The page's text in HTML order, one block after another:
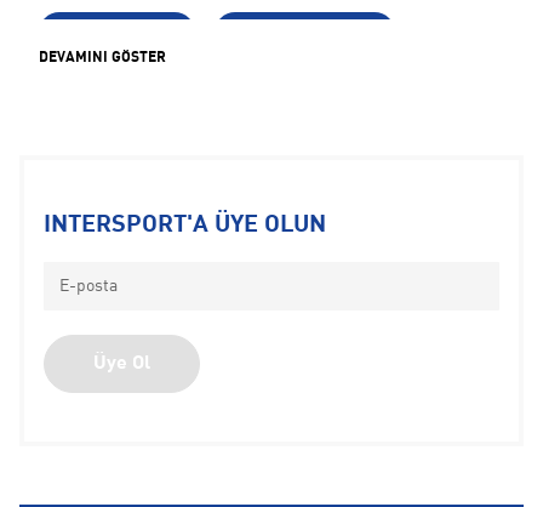
Koşu Yağmurluğu
DEVAMINI GÖSTER
INTERSPORT'A ÜYE OLUN
Üye Ol